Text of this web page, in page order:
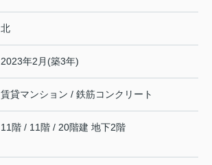
北
2023年2月(築3年)
賃貸マンション / 鉄筋コンクリート
11階 / 11階 / 20階建 地下2階